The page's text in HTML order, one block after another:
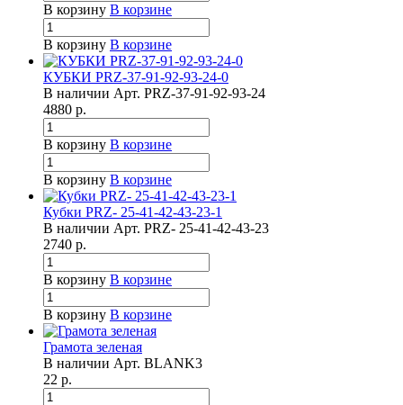
В корзину В корзине
В корзину В корзине
КУБКИ PRZ-37-91-92-93-24-0
В наличии Арт. PRZ-37-91-92-93-24
4880 р.
В корзину В корзине
В корзину В корзине
Кубки PRZ- 25-41-42-43-23-1
В наличии Арт. PRZ- 25-41-42-43-23
2740 р.
В корзину В корзине
В корзину В корзине
Грамота зеленая
В наличии Арт. BLANK3
22 р.